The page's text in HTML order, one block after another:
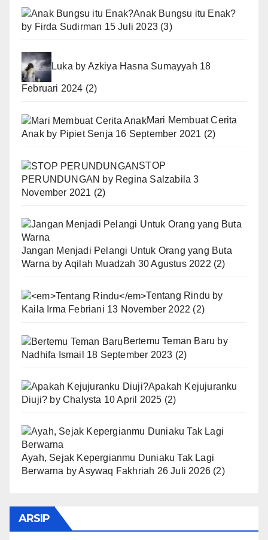
Anak Bungsu itu Enak?
by Firda Sudirman 15 Juli 2023 (3)
Lukaby Azkiya Hasna Sumayyah 18
Februari 2024 (2)
Mari Membuat Cerita
Anakby Pipiet Senja 16 September 2021 (2)
STOP
PERUNDUNGAN by Regina Salzabila 3
November 2021 (2)
Jangan Menjadi Pelangi Untuk Orang yang Buta
Warna by Aqilah Muadzah 30 Agustus 2022 (2)
Tentang Rindu by
Kaila Irma Febriani 13 November 2022 (2)
Bertemu Teman Baru by
Nadhifa Ismail
18 September 2023 (2)
Apakah Kejujuranku
Diuji? byChalysta 10 April 2025 (2)
Ayah, Sejak Kepergianmu Duniaku Tak Lagi
Berwarna byAsywaq Fakhriah 26 Juli 2026 (2)
ARSIP